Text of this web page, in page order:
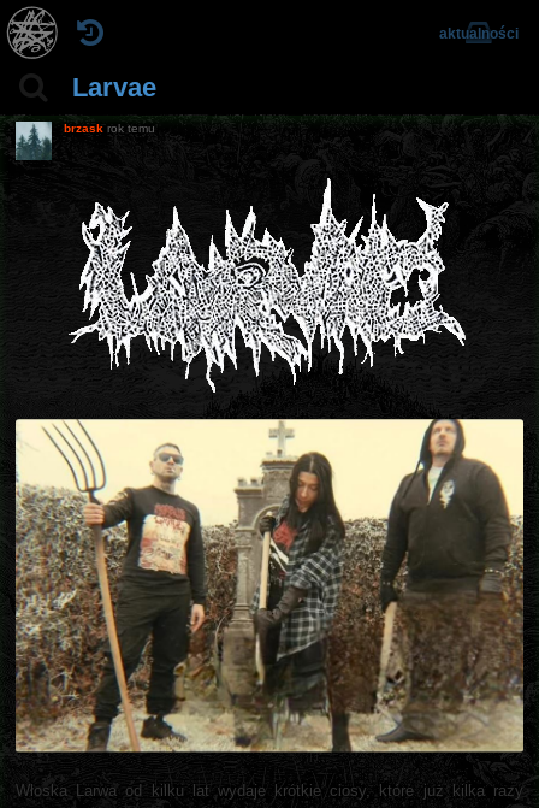
Larvae
aktualności
brzask rok temu
Włoska Larwa od kilku lat wydaje krótkie ciosy, które już kilka razy